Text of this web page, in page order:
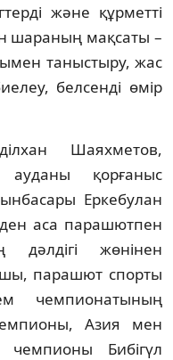
және құрметті
шараның мақсаты –
таныстыру, жас
белсенді өмір
Шаяхметов,
қорғаныс
Еркебулан
аса парашютпен
дәлдігі жөнінен
парашют спорты
чемпионатының
Азия мен
Бибігүл